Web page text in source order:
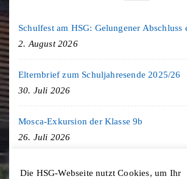
2. August 2026
Elternbrief zum Schuljahresende 2025/26
30. Juli 2026
Mosca-Exkursion der Klasse 9b
26. Juli 2026
Freiburg-Exkursion des Geschichte LK
Die HSG-Webseite nutzt Cookies, um Ihr